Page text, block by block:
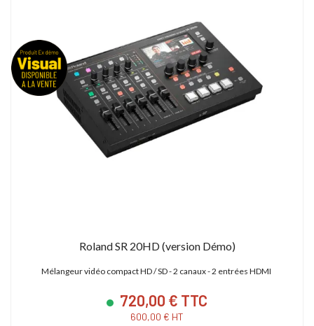
Roland SR 20HD (version Démo)
Mélangeur vidéo compact HD / SD - 2 canaux - 2 entrées HDMI
720,00 € TTC
600,00 € HT